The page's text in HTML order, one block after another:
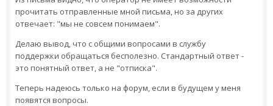
прочитать отправленные мной письма, но за других
отвечает: "мы не совсем понимаем".
Делаю вывод, что с общими вопросами в службу
поддержки обращаться бесполезно. Стандартный ответ -
это понятный ответ, а не "отписка".
Теперь надеюсь только на форум, если в будущем у меня
появятся вопросы.